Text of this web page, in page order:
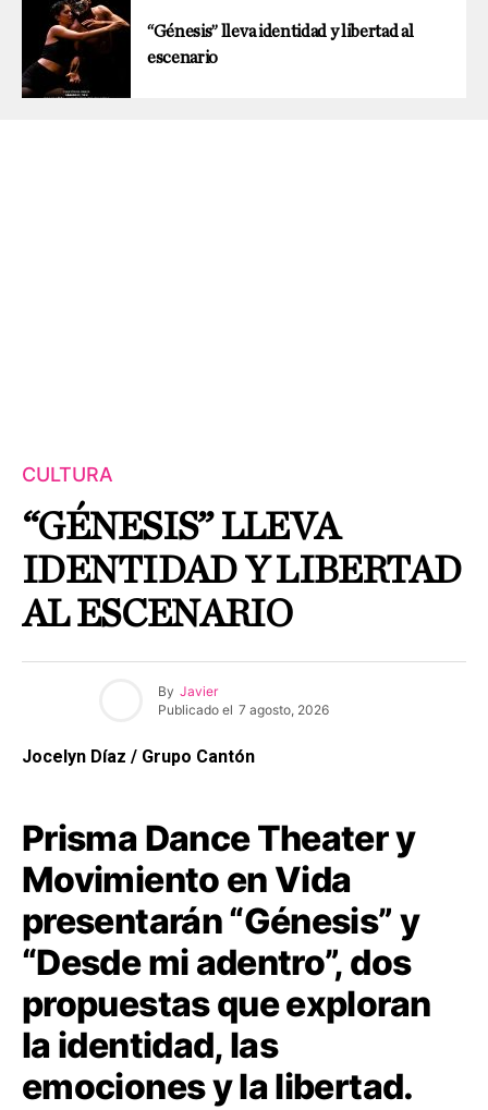
“Génesis” lleva identidad y libertad al
escenario
CULTURA
“GÉNESIS” LLEVA
IDENTIDAD Y LIBERTAD
AL ESCENARIO
By Javier
Publicado el 7 agosto, 2026
Jocelyn Díaz / Grupo Cantón
Prisma Dance Theater y
Movimiento en Vida
presentarán “Génesis” y
“Desde mi adentro”, dos
propuestas que exploran
la identidad, las
emociones y la libertad.